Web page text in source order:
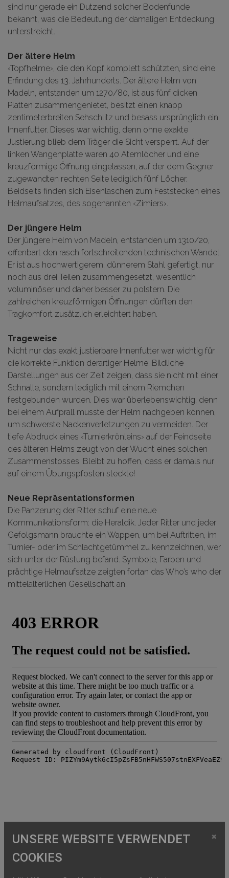
sind nur gerade ein Dutzend solcher Bodenfunde
bekannt, was die Bedeutung der damaligen Entdeckung
unterstreicht.
Der ältere Helm
‹Topfhelme›, die den Kopf komplett schützten, sind eine
Erfindung des 13. Jahrhunderts. Der ältere Helm von
Madeln, entstanden um 1270/80, ist aus fünf dicken
Platten zusammengenietet, besitzt einen knapp
zentimeterbreiten Sehschlitz und besass ursprünglich ein
Innenfutter. Dieses war wichtig, denn ohne exakte
Justierung blieb dem Träger die Sicht versperrt. Auf der
linken Wangenplatte waren 40 Atemlöcher und eine
kreuzförmige Öffnung eingelassen, auf der dem Gegner
zugewandten rechten Seite lediglich fünf Löcher.
Beidseits finden sich Eisenlaschen zum Feststecken eines
Helmaufsatzes, des sogenannten ‹Zimiers›.
Der jüngere Helm
Der jüngere Helm von Madeln, entstanden um 1310/20,
offenbart den rasch fortschreitenden technischen Wandel.
Er ist aus hochwertigerem, dünnerem Stahl gefertigt, nur
noch aus drei Teilen zusammengesetzt, wesentlich
voluminöser und daher besser zu polstern. Die
zahlreichen kreuzförmigen Öffnungen dürften den
Tragkomfort zusätzlich erleichtert haben.
Trageweise
Nicht nur das exakt justierbare Innenfutter war wichtig für
die korrekte Funktion derartiger Helme. Bildliche
Darstellungen aus der Zeit zeigen, dass sie nicht mit einer
Schnalle, sondern lediglich mit einem Riemchen
festgebunden wurden. Dies war überlebenswichtig, denn
bei einem Aufprall musste der Helm nachgeben können,
um schwerste Nackenverletzungen zu vermeiden. Der
tiefe Abdruck eines ‹Turnierkrönleins› auf der Feindseite
des älteren Helms zeugt von der Wucht eines solchen
Zusammenstosses. Bleibt zu hoffen, dass er damals nur
auf einem Übungspfosten steckte!
Neue Repräsentationsformen
Die Panzerung der Ritter schuf eine neue
Kommunikationsform: die Heraldik. Jeder Ritter und jeder
Gefolgsmann brauchte ein Wappen, um bei Auftritten, im
Turnier- oder im Schlachtgetümmel zu kennzeichnen, wer
sich unter der Rüstung befand. Symbole, Farben und
prächtige Helmaufsätze zeigten fortan das Who’s who der
mittelalterlichen Gesellschaft an.
UNSERE WEBSITE VERWENDET
COOKIES
×